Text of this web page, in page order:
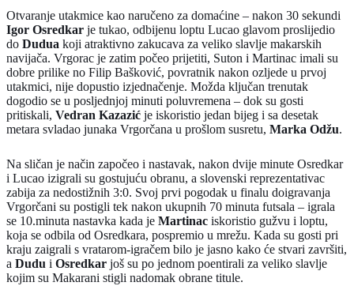
Otvaranje utakmice kao naručeno za domaćine – nakon 30 sekundi
Igor Osredkar je tukao, odbijenu loptu Lucao glavom proslijedio
do Dudua koji atraktivno zakucava za veliko slavlje makarskih
navijača. Vrgorac je zatim počeo prijetiti, Suton i Martinac imali su
dobre prilike no Filip Bašković, povratnik nakon ozljede u prvoj
utakmici, nije dopustio izjednačenje. Možda ključan trenutak
dogodio se u posljednjoj minuti poluvremena – dok su gosti
pritiskali, Vedran Kazazić je iskoristio jedan bijeg i sa desetak
metara svladao junaka Vrgorčana u prošlom susretu, Marka Odžu.
Na sličan je način započeo i nastavak, nakon dvije minute Osredkar
i Lucao izigrali su gostujuću obranu, a slovenski reprezentativac
zabija za nedostižnih 3:0. Svoj prvi pogodak u finalu doigravanja
Vrgorčani su postigli tek nakon ukupnih 70 minuta futsala – igrala
se 10.minuta nastavka kada je Martinac iskoristio gužvu i loptu,
koja se odbila od Osredkara, pospremio u mrežu. Kada su gosti pri
kraju zaigrali s vratarom-igračem bilo je jasno kako će stvari završiti,
a Dudu i Osredkar još su po jednom poentirali za veliko slavlje
kojim su Makarani stigli nadomak obrane titule.